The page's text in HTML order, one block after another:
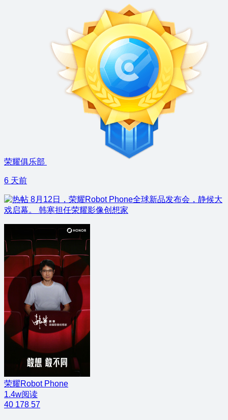
荣耀俱乐部
6 天前
8月12日，荣耀Robot Phone全球新品发布会，静候大
戏启幕。 韩寒担任荣耀影像创想家
荣耀Robot Phone
1.4w阅读
40 178 57